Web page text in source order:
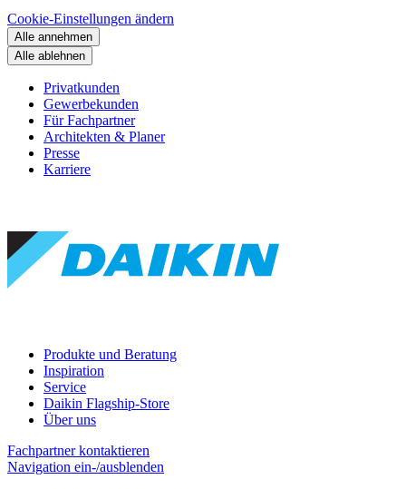
Cookie-Einstellungen ändern
Alle annehmen
Alle ablehnen
Privatkunden
Gewerbekunden
Für Fachpartner
Architekten & Planer
Presse
Karriere
Produkte und Beratung
Inspiration
Service
Daikin Flagship-Store
Über uns
Fachpartner kontaktieren
Navigation ein-/ausblenden